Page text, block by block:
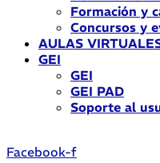
Formación y
Concursos y
AULAS
GEI
GEI
GEI PAD
Soporte al
Facebook-f